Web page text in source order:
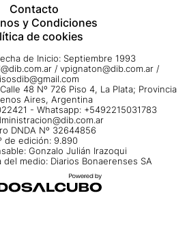
Contacto
y Condiciones
de cookies
de Inicio: Septiembre 1993
/ vpignaton@dib.com.ar /
48 Nº 726 Piso 4, La Plata; Provincia
Aires, Argentina
- Whatsapp: +5492215031783
DNDA Nº 32644856
de edición: 9.890
Gonzalo Julián Irazoqui
medio: Diarios Bonaerenses SA